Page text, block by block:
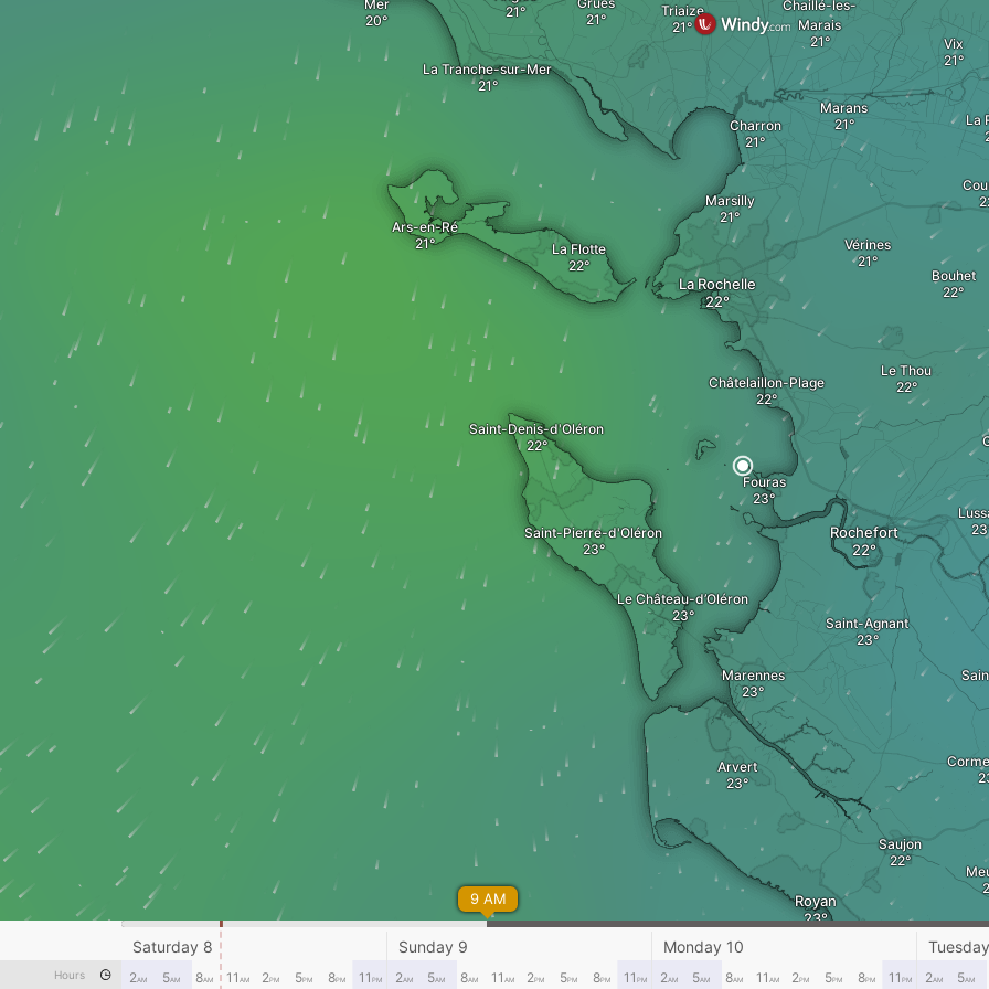
Fouras
Saint-Denis-d'Oléron
Le Château-d’Oléron
Saint-Pierre-d'Oléron Rochefort
Saint-Agnant
La Flotte
Charron
Marsilly
La Rochelle
Châtelaillon-Plage
Vérines
La
Bouhet
Marans
Le Thou
Marennes
Arvert
Saujon
Royan
Cozes
Ars-en-Ré
Triaize
Vix
Chaillé-les-
Marais
Mer
La Tranche-sur-Mer
9 AM
Hours
Saturday 8 Sunday 9 Monday 10
2AM 5AM 8AM 11 AM 2PM 5PM 8PM 11 PM 2AM 5AM 8AM 11 AM 2PM 5PM 8PM 11 PM 2AM 5AM 8AM 11 AM 2PM 5PM 8PM 11 PM 2AM 5AM